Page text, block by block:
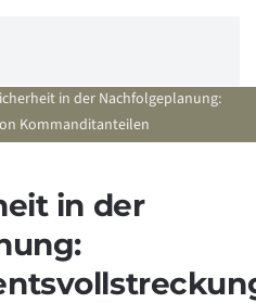
in der Nachfolgeplanung:
Kommanditanteilen
in der